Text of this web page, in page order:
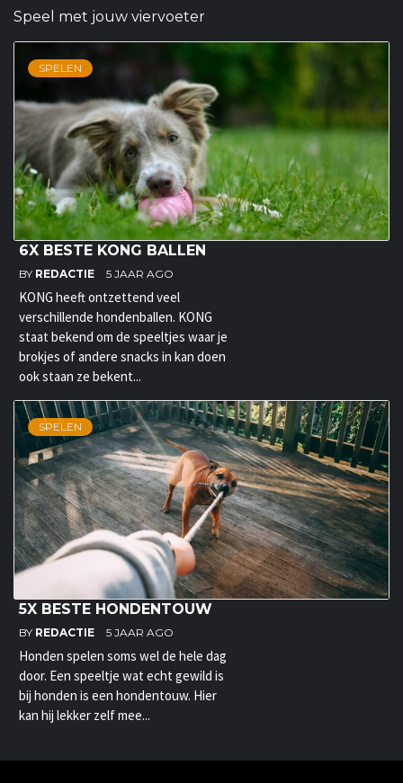
Speel met jouw viervoeter
SPELEN
6X BESTE KONG BALLEN
BY REDACTIE 5 JAAR AGO
KONG heeft ontzettend veel
verschillende hondenballen. KONG
staat bekend om de speeltjes waar je
brokjes of andere snacks in kan doen
ook staan ze bekent...
SPELEN
5X BESTE HONDENTOUW
BY REDACTIE 5 JAAR AGO
Honden spelen soms wel de hele dag
door. Een speeltje wat echt gewild is
bij honden is een hondentouw. Hier
kan hij lekker zelf mee...